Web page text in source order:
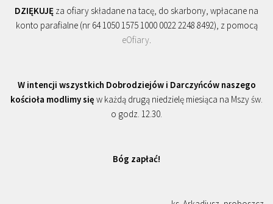
DZIĘKUJĘ za ofiary składane na tacę, do skarbony, wpłacane na
konto parafialne (nr 64 1050 1575 1000 0022 2248 8492), z pomocą
eOfiary
W intencji wszystkich Dobrodziejów i Darczyńców naszego
kościoła modlimy się w każdą drugą niedzielę miesiąca na Mszy św.
o godz. 12.30.
Bóg zapłać!